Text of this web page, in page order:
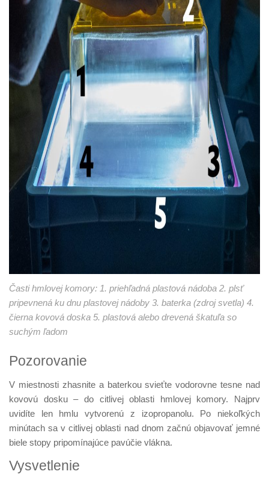
Časti hmlovej komory: 1. priehľadná plastová nádoba 2. plsť
pripevnená ku dnu plastovej nádoby 3. baterka (zdroj svetla) 4.
čierna kovová doska 5. plastová alebo drevená škatuľa so
suchým ľadom
Pozorovanie
V miestnosti zhasnite a baterkou svieťte vodorovne tesne nad
kovovú dosku – do citlivej oblasti hmlovej komory. Najprv
uvidíte len hmlu vytvorenú z izopropanolu. Po niekoľkých
minútach sa v citlivej oblasti nad dnom začnú objavovať jemné
biele stopy pripomínajúce pavúčie vlákna.
Vysvetlenie